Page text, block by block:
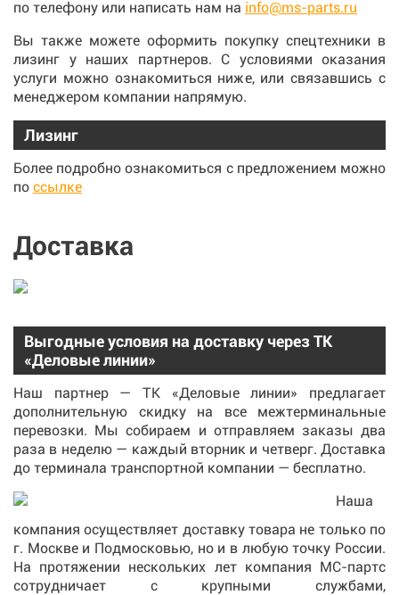
по телефону или написать нам на info@ms-parts.ru
Вы также можете оформить покупку спецтехники в
лизинг у наших партнеров. С условиями оказания
услуги можно ознакомиться ниже, или связавшись с
менеджером компании напрямую.
Лизинг
Более подробно ознакомиться с предложением можно
по ссылке
Доставка
Выгодные условия на доставку через ТК
«Деловые линии»
Наш партнер — ТК «Деловые линии» предлагает
дополнительную скидку на все межтерминальные
перевозки. Мы собираем и отправляем заказы два
раза в неделю — каждый вторник и четверг. Доставка
до терминала транспортной компании — бесплатно.
Наша
компания осуществляет доставку товара не только по
г. Москве и Подмосковью, но и в любую точку России.
На протяжении нескольких лет компания МС-партс
сотрудничает с крупными службами,